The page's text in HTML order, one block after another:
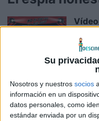
Su
Nosotros y nuestros socios
información en un
datos personales, como
estándar enviada por un
Boris M.
Boris M.